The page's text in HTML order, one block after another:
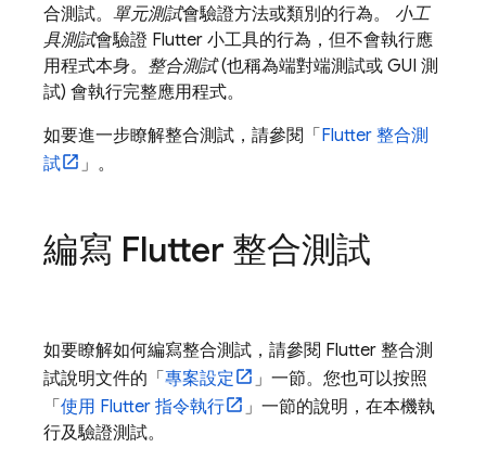
合測試。 單元測試會驗證方法或類別的行為。 小工
具測試會驗證 Flutter 小工具的行為，但不會執行應
用程式本身。 整合測試(也稱為端對端測試或 GUI 測
試) 會執行完整應用程式。
如要進一步瞭解整合測試，請參閱「 Flutter 整合測
試
」。
編寫 Flutter 整合測試
如要瞭解如何編寫整合測試，請參閱 Flutter 整合測
試說明文件的「 專案設定
」一節。您也可以按照
「 使用 Flutter 指令執行
」一節的說明，在本機執
行及驗證測試。